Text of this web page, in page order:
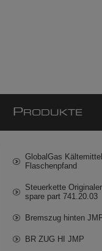
P RODUKTE
GlobalGas
Flaschenpfand
Steuerkette
spare part 741.20.03
Bremszug hinten
BR ZUG HI JMP